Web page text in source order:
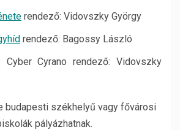
rendező: Vidovszky György
rendező: Bagossy László
Cyber Cyrano rendező: Vidovszky
budapesti székhelyű vagy fővárosi
pályázhatnak.